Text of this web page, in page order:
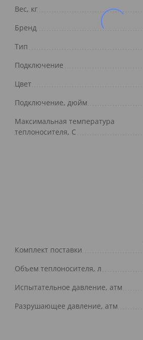
Вес, кг
Бренд
Тип
Подключение
Цвет
Подключение, дюйм
Максимальная температура
теплоносителя, С
Комплект поставки
Объем теплоносителя, л
Испытательное давление, атм
Разрушающее давление, атм